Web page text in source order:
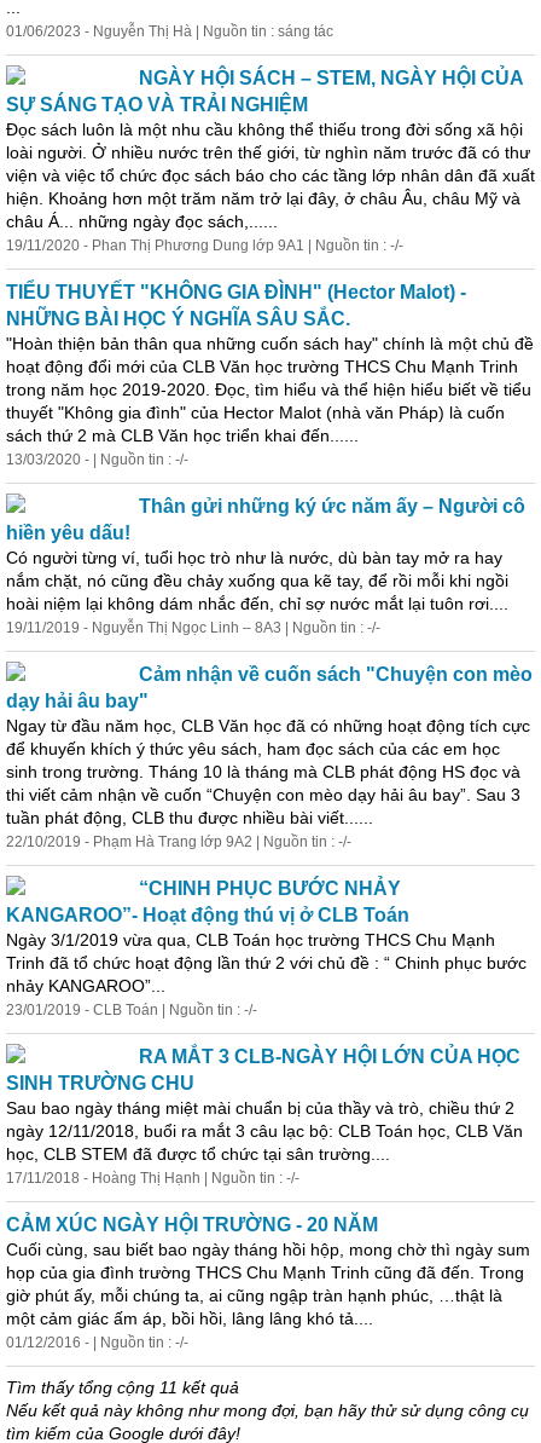
01/06/2023 - Nguyễn Thị Hà | Nguồn tin : sáng tác
NGÀY HỘI SÁCH – STEM, NGÀY HỘI CỦA
SỰ SÁNG TẠO VÀ TRẢI NGHIỆM
Đọc sách luôn là một nhu cầu không thể thiếu trong đời sống xã hội
loài người. Ở nhiều nước trên thế giới, từ nghìn năm trước đã có thư
viện và việc tổ chức đọc sách báo cho các tầng lớp nhân dân đã xuất
hiện. Khoảng hơn một trăm năm trở lại đây, ở châu Âu, châu Mỹ và
châu Á... những ngày đọc sách,......
19/11/2020 - Phan Thị Phương Dung lớp 9A1 | Nguồn tin : -/-
TIỂU THUYẾT "KHÔNG GIA ĐÌNH" (Hector Malot) -
NHỮNG BÀI HỌC Ý NGHĨA SÂU SẮC.
"Hoàn thiện bản thân qua những cuốn sách hay" chính là một chủ đề
hoạt động đổi mới của CLB Văn học trường THCS Chu Mạnh Trinh
trong năm học 2019-2020. Đọc, tìm hiểu và thể hiện hiểu biết về tiểu
thuyết "Không gia đình" của Hector Malot (nhà văn Pháp) là cuốn
sách thứ 2 mà CLB Văn học triển khai đến......
13/03/2020 - | Nguồn tin : -/-
Thân gửi những ký ức năm ấy – Người cô
hiền yêu dấu!
Có người từng ví, tuổi học trò như là nước, dù bàn tay mở ra hay
nắm chặt, nó cũng đều chảy xuống qua kẽ tay, để rồi mỗi khi ngồi
hoài niệm lại không dám nhắc đến, chỉ sợ nước mắt lại tuôn rơi....
19/11/2019 - Nguyễn Thị Ngọc Linh – 8A3 | Nguồn tin : -/-
Cảm nhận về cuốn sách "Chuyện con mèo
dạy hải âu bay"
Ngay từ đầu năm học, CLB Văn học đã có những hoạt động tích cực
để khuyến khích ý thức yêu sách, ham đọc sách của các em học
sinh trong trường. Tháng 10 là tháng mà CLB phát động HS đọc và
thi viết cảm nhận về cuốn “Chuyện con mèo dạy hải âu bay”. Sau 3
tuần phát động, CLB thu được nhiều bài viết......
22/10/2019 - Phạm Hà Trang lớp 9A2 | Nguồn tin : -/-
“CHINH PHỤC BƯỚC NHẢY
KANGAROO”- Hoạt động thú vị ở CLB Toán
Ngày 3/1/2019 vừa qua, CLB Toán học trường THCS Chu Mạnh
Trinh đã tổ chức hoạt động lần thứ 2 với chủ đề : “ Chinh phục bước
nhảy KANGAROO”...
23/01/2019 - CLB Toán | Nguồn tin : -/-
RA MẮT 3 CLB-NGÀY HỘI LỚN CỦA HỌC
SINH TRƯỜNG CHU
Sau bao ngày tháng miệt mài chuẩn bị của thầy và trò, chiều thứ 2
ngày 12/11/2018, buổi ra mắt 3 câu lạc bộ: CLB Toán học, CLB Văn
học, CLB STEM đã được tổ chức tại sân trường....
17/11/2018 - Hoàng Thị Hạnh | Nguồn tin : -/-
CẢM XÚC NGÀY HỘI TRƯỜNG - 20 NĂM
Cuối cùng, sau biết bao ngày tháng hồi hộp, mong chờ thì ngày sum
họp của gia đình trường THCS Chu Mạnh Trinh cũng đã đến. Trong
giờ phút ấy, mỗi chúng ta, ai cũng ngập tràn hạnh phúc, …thật là
một cảm giác ấm áp, bồi hồi, lâng lâng khó tả....
01/12/2016 - | Nguồn tin : -/-
Tìm thấy tổng cộng 11 kết quả
Nếu kết quả này không như mong đợi, bạn hãy thử sử dụng công cụ
tìm kiếm của Google dưới đây!